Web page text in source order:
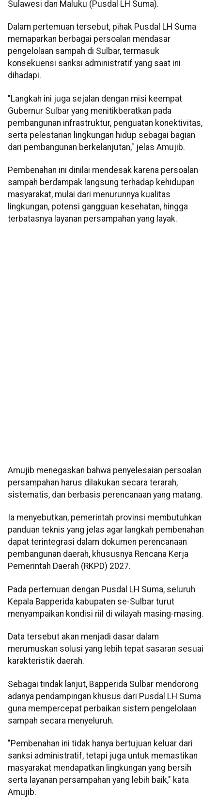
Sulawesi dan Maluku (Pusdal LH Suma).
Dalam pertemuan tersebut, pihak Pusdal LH Suma
memaparkan berbagai persoalan mendasar
pengelolaan sampah di Sulbar, termasuk
konsekuensi sanksi administratif yang saat ini
dihadapi.
"Langkah ini juga sejalan dengan misi keempat
Gubernur Sulbar yang menitikberatkan pada
pembangunan infrastruktur, penguatan konektivitas,
serta pelestarian lingkungan hidup sebagai bagian
dari pembangunan berkelanjutan," jelas Amujib.
Pembenahan ini dinilai mendesak karena persoalan
sampah berdampak langsung terhadap kehidupan
masyarakat, mulai dari menurunnya kualitas
lingkungan, potensi gangguan kesehatan, hingga
terbatasnya layanan persampahan yang layak.
Amujib menegaskan bahwa penyelesaian persoalan
persampahan harus dilakukan secara terarah,
sistematis, dan berbasis perencanaan yang matang.
Ia menyebutkan, pemerintah provinsi membutuhkan
panduan teknis yang jelas agar langkah pembenahan
dapat terintegrasi dalam dokumen perencanaan
pembangunan daerah, khususnya Rencana Kerja
Pemerintah Daerah (RKPD) 2027.
Pada pertemuan dengan Pusdal LH Suma, seluruh
Kepala Bapperida kabupaten se-Sulbar turut
menyampaikan kondisi riil di wilayah masing-masing.
Data tersebut akan menjadi dasar dalam
merumuskan solusi yang lebih tepat sasaran sesuai
karakteristik daerah.
Sebagai tindak lanjut, Bapperida Sulbar mendorong
adanya pendampingan khusus dari Pusdal LH Suma
guna mempercepat perbaikan sistem pengelolaan
sampah secara menyeluruh.
"Pembenahan ini tidak hanya bertujuan keluar dari
sanksi administratif, tetapi juga untuk memastikan
masyarakat mendapatkan lingkungan yang bersih
serta layanan persampahan yang lebih baik," kata
Amujib.